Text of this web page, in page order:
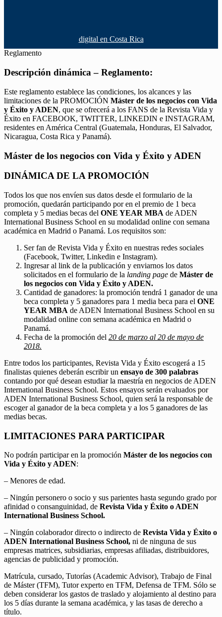
digital en Costa Rica
Reglamento
Descripción dinámica – Reglamento:
Este reglamento establece las condiciones, los alcances y las
limitaciones de la PROMOCIÓN Máster de los negocios con Vida
y Éxito y ADEN, que se ofrecerá a los FANS de la Revista Vida y
Éxito en FACEBOOK, TWITTER, LINKEDIN e INSTAGRAM,
residentes en América Central (Guatemala, Honduras, El Salvador,
Nicaragua, Costa Rica y Panamá).
Máster de los negocios con Vida y Éxito y ADEN
DINÁMICA DE LA PROMOCIÓN
Todos los que nos envíen sus datos desde el formulario de la
promoción, quedarán participando por en el premio de 1 beca
completa y 5 medias becas del ONE YEAR MBA de ADEN
International Business School en su modalidad online con semana
académica en Madrid o Panamá. Los requisitos son:
Ser fan de Revista Vida y Éxito en nuestras redes sociales
(Facebook, Twitter, Linkedin e Instagram).
Ingresar al link de la publicación y enviarnos los datos
solicitados en el formulario de la landing page de Máster de
los negocios con Vida y Éxito y ADEN.
Cantidad de ganadores: la promoción tendrá 1 ganador de una
beca completa y 5 ganadores para 1 media beca para el ONE
YEAR MBA de ADEN International Business School en su
modalidad online con semana académica en Madrid o
Panamá.
Fecha de la promoción del 20 de marzo al 20 de mayo de
2018.
Entre todos los participantes, Revista Vida y Éxito escogerá a 15
finalistas quienes deberán escribir un ensayo de 300 palabras
contando por qué desean estudiar la maestría en negocios de ADEN
International Business School. Estos ensayos serán evaluados por
ADEN International Business School, quien será la responsable de
escoger al ganador de la beca completa y a los 5 ganadores de las
medias becas.
LIMITACIONES PARA PARTICIPAR
No podrán participar en la promoción Máster de los negocios con
Vida y Éxito y ADEN:
– Menores de edad.
– Ningún personero o socio y sus parientes hasta segundo grado por
afinidad o consanguinidad, de Revista Vida y Éxito o ADEN
International Business School.
– Ningún colaborador directo o indirecto de Revista Vida y Éxito o
ADEN International Business School, ni de ninguna de sus
empresas matrices, subsidiarias, empresas afiliadas, distribuidores,
agencias de publicidad y promoción.
Matrícula, cursado, Tutorías (Academic Advisor), Trabajo de Final
de Máster (TFM), Tutor experto en TFM, Defensa de TFM. Sólo se
deben considerar los gastos de traslado y alojamiento al destino para
los 5 días durante la semana académica, y las tasas de derecho a
título.